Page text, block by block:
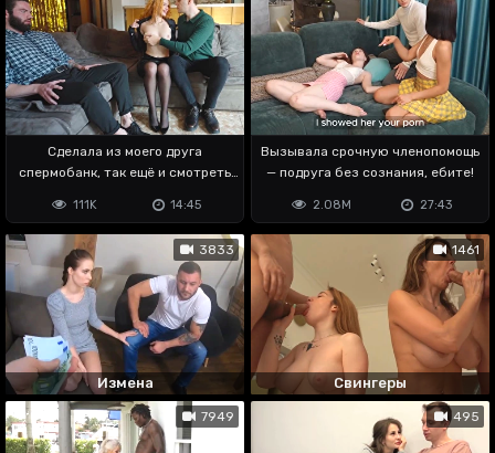
Сделала из моего друга
спермобанк, так ещё и смотреть
14:45
111K
Вызывала срочную членопомощь
— подруга без сознания, ебите!
27:43
2.08M
3833
Измена
1461
Свингеры
7949 495